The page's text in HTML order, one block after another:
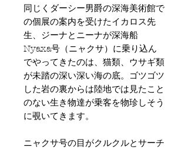
同じくダーシー男爵の深海美術館で
の個展の案内を受けたイカロス先
生、ジーナとニーナが深海船
Nyaxa号（ニャクサ）に乗り込ん
でやってきたのは、猫類、ウサギ類
が未踏の深い深い海の底。ゴツゴツ
した岩の裏からは陸地では見たこと
のない生き物達が乗客を物珍しそう
に覗いてきます。
ニャクサ号の目がクルクルとサーチ